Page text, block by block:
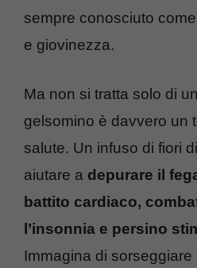
sempre conosciuto
e giovinezza.
Ma non si tratta solo di
gelsomino è davvero un
salute. Un infuso di fiori
aiutare a depurare il
battito cardiaco,
l’insonnia e persino
Immagina di